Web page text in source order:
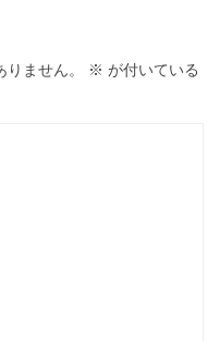
ません。 ※ が付いている